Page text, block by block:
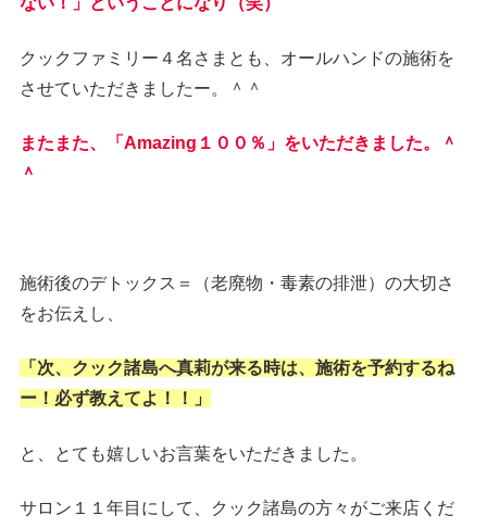
クックファミリー４名さまとも、オールハンドの施術を
させていただきましたー。＾＾
またまた、「Amazing１００％」をいただきました。＾
＾
施術後のデトックス＝（老廃物・毒素の排泄）の大切さ
をお伝えし、
「次、クック諸島へ真莉が来る時は、施術を予約するね
ー！必ず教えてよ！！」
と、とても嬉しいお言葉をいただきました。
サロン１１年目にして、クック諸島の方々がご来店くだ